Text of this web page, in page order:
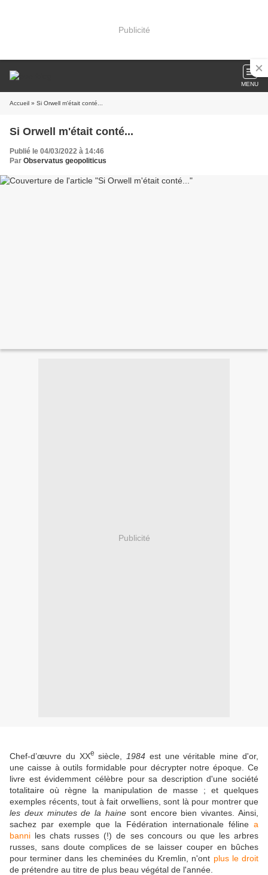
Publicité
MENU
Accueil » Si Orwell m'était conté...
Si Orwell m'était conté...
Publié le 04/03/2022 à 14:46
Par Observatus geopoliticus
Publicité
Chef-d’œuvre du XXe siècle, 1984 est une véritable mine d'or,
une caisse à outils formidable pour décrypter notre époque. Ce
livre est évidemment célèbre pour sa description d'une société
totalitaire où règne la manipulation de masse ; et quelques
exemples récents, tout à fait orwelliens, sont là pour montrer que
les deux minutes de la haine sont encore bien vivantes. Ainsi,
sachez par exemple que la Fédération internationale féline a
banni les chats russes (!) de ses concours ou que les arbres
russes, sans doute complices de se laisser couper en bûches
pour terminer dans les cheminées du Kremlin, n'ont plus le droit
de prétendre au titre de plus beau végétal de l'année.